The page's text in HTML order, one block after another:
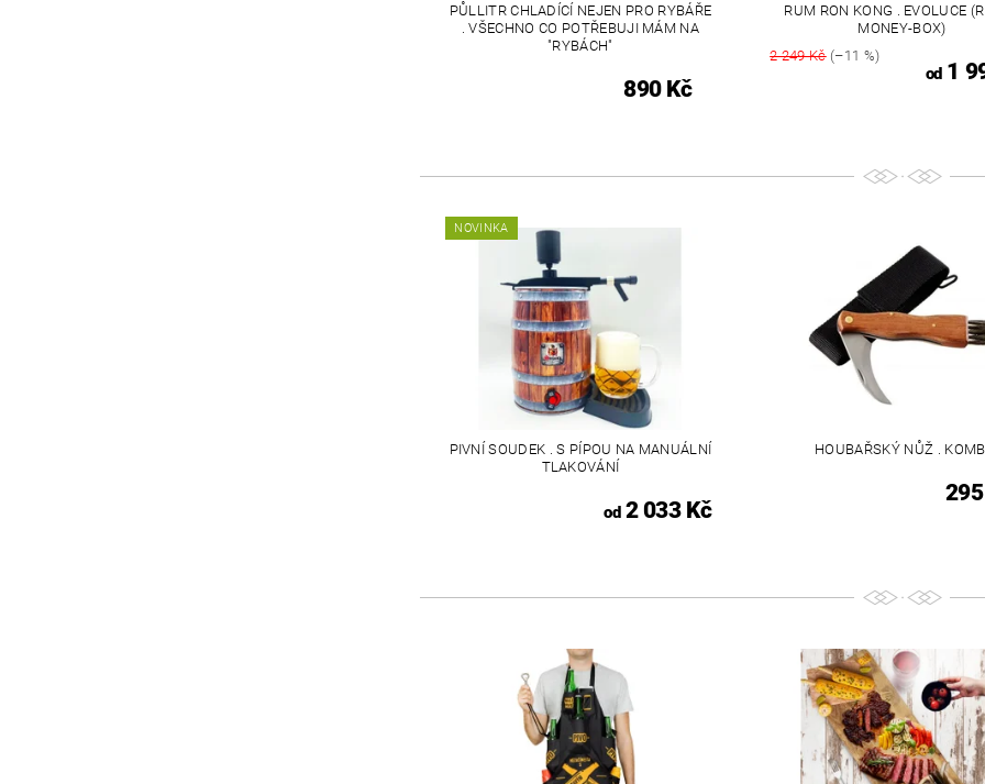
PŮLLITR CHLADÍCÍ NEJEN PRO RYBÁŘE
. VŠECHNO CO POTŘEBUJI MÁM NA
"RYBÁCH"
890 Kč
RUM RON KONG . EVOLUCE
MONEY-BOX)
2 249 Kč(–11 %)
od1
NOVINKA
PIVNÍ SOUDEK . S PÍPOU NA MANUÁLNÍ
TLAKOVÁNÍ
od2 033 Kč
HOUBAŘSKÝ NŮŽ .